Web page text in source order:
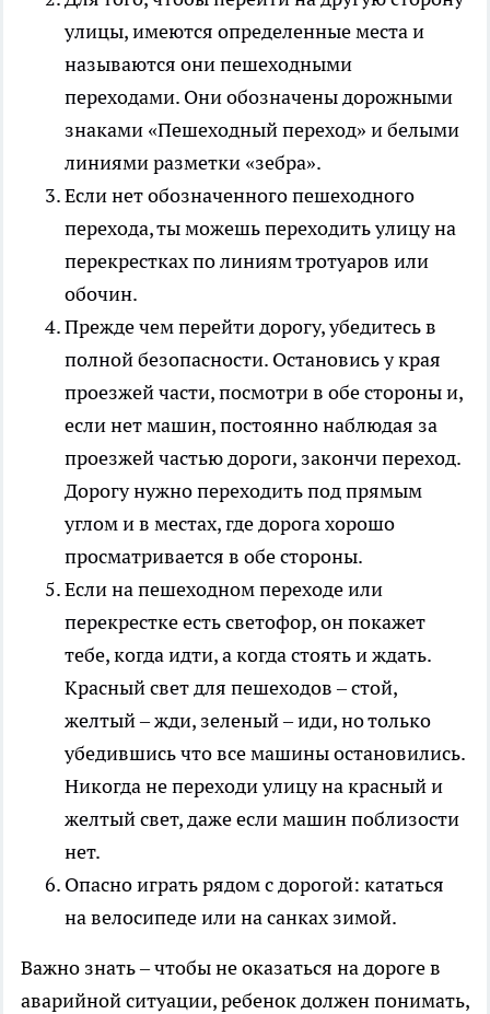
улицы, имеются определенные места и
называются они пешеходными
переходами. Они обозначены дорожными
знаками «Пешеходный переход» и белыми
линиями разметки «зебра».
Если нет обозначенного пешеходного
перехода, ты можешь переходить улицу на
перекрестках по линиям тротуаров или
обочин.
Прежде чем перейти дорогу, убедитесь в
полной безопасности. Остановись у края
проезжей части, посмотри в обе стороны и,
если нет машин, постоянно наблюдая за
проезжей частью дороги, закончи переход.
Дорогу нужно переходить под прямым
углом и в местах, где дорога хорошо
просматривается в обе стороны.
Если на пешеходном переходе или
перекрестке есть светофор, он покажет
тебе, когда идти, а когда стоять и ждать.
Красный свет для пешеходов – стой,
желтый – жди, зеленый – иди, но только
убедившись что все машины остановились.
Никогда не переходи улицу на красный и
желтый свет, даже если машин поблизости
нет.
Опасно играть рядом с дорогой: кататься
на велосипеде или на санках зимой.
Важно знать – чтобы не оказаться на дороге в
аварийной ситуации, ребенок должен понимать,